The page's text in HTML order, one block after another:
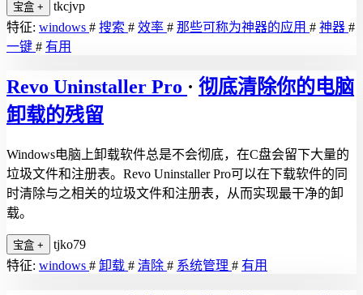
宝盒 +
tkcjvp
特征: windows # 搜索 # 效率 # 那些可称为神器的应用 # 神器 #
一键 # 有用
Revo Uninstaller Pro · 彻底清除你的电脑
卸载的残留
Windows电脑上卸载软件总是不会彻底，在C盘会留下大量的
垃圾文件和注册表。Revo Uninstaller Pro可以在下载软件的同
时清除与之相关的垃圾文件和注册表，从而实现最干净的卸
载。
宝盒 +
tjko79
特征: windows # 卸载 # 清除 # 系统管理 # 有用